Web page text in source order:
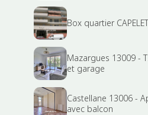
Box quartier
Mazargues 13009 -
et garage
Castellane 13006 -
avec balcon